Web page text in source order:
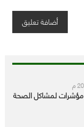
تحذير للآباء والأمهات.. 5 مؤشرات لمشاكل الصحة